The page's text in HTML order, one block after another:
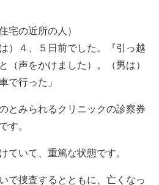
宅の近所の人）
）４、５日前でした。『引っ越
（声をかけました）。（男は）
で行った」
とみられるクリニックの診察券
す。
いて、重篤な状態です。
で捜査するとともに、亡くなっ